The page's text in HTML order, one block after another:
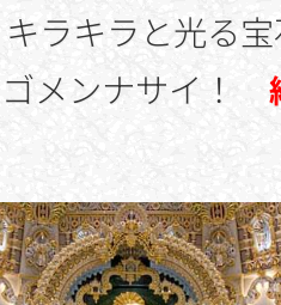
ラキラと光る
メンナサイ！